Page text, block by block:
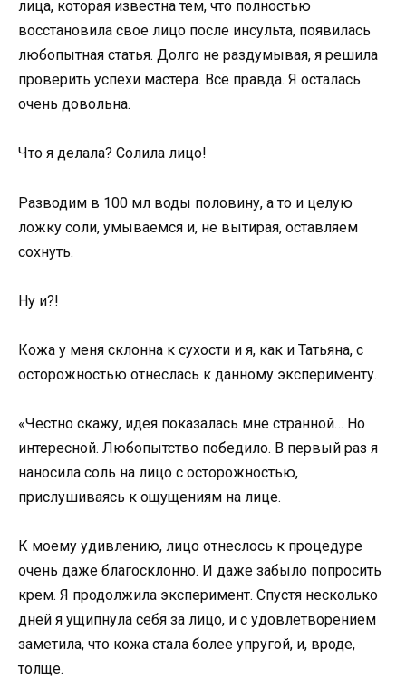
лица, которая известна тем, что полностью
восстановила свое лицо после инсульта, появилась
любопытная статья. Долго не раздумывая, я решила
проверить успехи мастера. Всё правда. Я осталась
очень довольна.
Что я делала? Солила лицо!
Разводим в 100 мл воды половину, а то и целую
ложку соли, умываемся и, не вытирая, оставляем
сохнуть.
Ну и?!
Кожа у меня склонна к сухости и я, как и Татьяна, с
осторожностью отнеслась к данному эксперименту.
«Честно скажу, идея показалась мне странной… Но
интересной. Любопытство победило. В первый раз я
наносила соль на лицо с осторожностью,
прислушиваясь к ощущениям на лице.
К моему удивлению, лицо отнеслось к процедуре
очень даже благосклонно. И даже забыло попросить
крем. Я продолжила эксперимент. Спустя несколько
дней я ущипнула себя за лицо, и с удовлетворением
заметила, что кожа стала более упругой, и, вроде,
толще.